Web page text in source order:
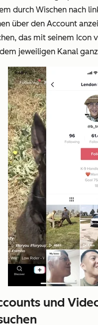
durch Wischen nach
über den Account
das mit seinem Icon
jeweiligen Kanal
und